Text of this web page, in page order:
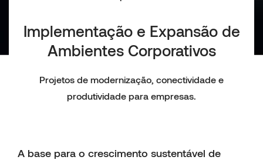
Implementação e Expansão de
Ambientes Corporativos
Projetos de modernização, conectividade e
produtividade para empresas.
A base para o crescimento sustentável de